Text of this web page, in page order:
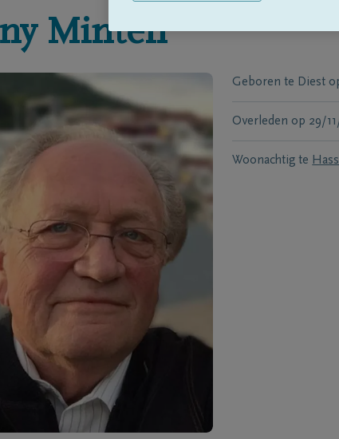
Minten
Geboren te Diest
Overleden op 29/
Woonachtig te